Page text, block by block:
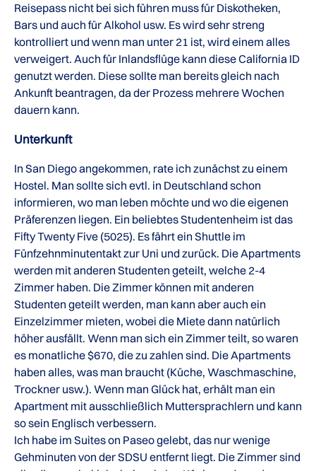
Reisepass nicht bei sich führen muss für Diskotheken,
Bars und auch für Alkohol usw. Es wird sehr streng
kontrolliert und wenn man unter 21 ist, wird einem alles
verweigert. Auch für Inlandsflüge kann diese California ID
genutzt werden. Diese sollte man bereits gleich nach
Ankunft beantragen, da der Prozess mehrere Wochen
dauern kann.
Unterkunft
In San Diego angekommen, rate ich zunächst zu einem
Hostel. Man sollte sich evtl. in Deutschland schon
informieren, wo man leben möchte und wo die eigenen
Präferenzen liegen. Ein beliebtes Studentenheim ist das
Fifty Twenty Five (5025). Es fährt ein Shuttle im
Fünfzehnminutentakt zur Uni und zurück. Die Apartments
werden mit anderen Studenten geteilt, welche 2-4
Zimmer haben. Die Zimmer können mit anderen
Studenten geteilt werden, man kann aber auch ein
Einzelzimmer mieten, wobei die Miete dann natürlich
höher ausfällt. Wenn man sich ein Zimmer teilt, so waren
es monatliche $670, die zu zahlen sind. Die Apartments
haben alles, was man braucht (Küche, Waschmaschine,
Trockner usw.). Wenn man Glück hat, erhält man ein
Apartment mit ausschließlich Muttersprachlern und kann
so sein Englisch verbessern.
Ich habe im Suites on Paseo gelebt, das nur wenige
Gehminuten von der SDSU entfernt liegt. Die Zimmer sind